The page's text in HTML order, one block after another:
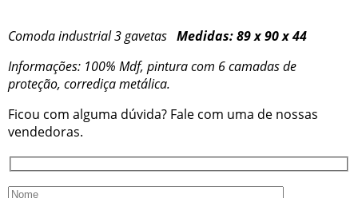
Comoda industrial 3 gavetas Medidas: 89 x 90 x 44
Informações: 100% Mdf, pintura com 6 camadas de
proteção, corrediça metálica.
Ficou com alguma dúvida? Fale com uma de nossas
vendedoras.